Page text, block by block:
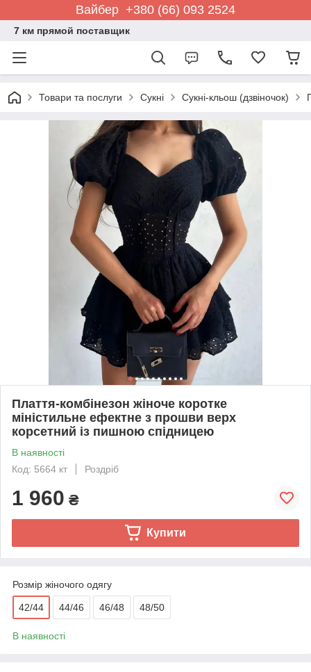
Вайбер +380 (66) 093 2524
7 км прямой поставщик
Товари та послуги Сукні Сукні-кльош (дзвіночок)
Плаття-комбінезон жіноче коротке
міністильне ефектне з прошви верх
корсетний із пишною спідницею
В наявності
Код: 5664 кт
Роздріб
1 960 ₴
Купити
Розмір жіночого одягу
42/44 44/46 46/48 48/50
В наявності